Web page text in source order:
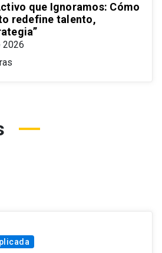
que Ignoramos: Cómo
redefine talento,
2026